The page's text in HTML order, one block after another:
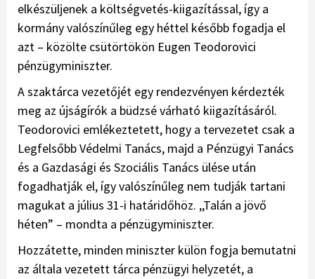
elkészüljenek a költségvetés-kiigazítással, így a
kormány valószínűleg egy héttel később fogadja el
azt – közölte csütörtökön Eugen Teodorovici
pénzügyminiszter.
A szaktárca vezetőjét egy rendezvényen kérdezték
meg az újságírók a büdzsé várható kiigazításáról.
Teodorovici emlékeztetett, hogy a tervezetet csak a
Legfelsőbb Védelmi Tanács, majd a Pénzügyi Tanács
és a Gazdasági és Szociális Tanács ülése után
fogadhatják el, így valószínűleg nem tudják tartani
magukat a július 31-i határidőhöz. ,,Talán a jövő
héten” – mondta a pénzügyminiszter.
Hozzátette, minden miniszter külön fogja bemutatni
az általa vezetett tárca pénzügyi helyzetét, a